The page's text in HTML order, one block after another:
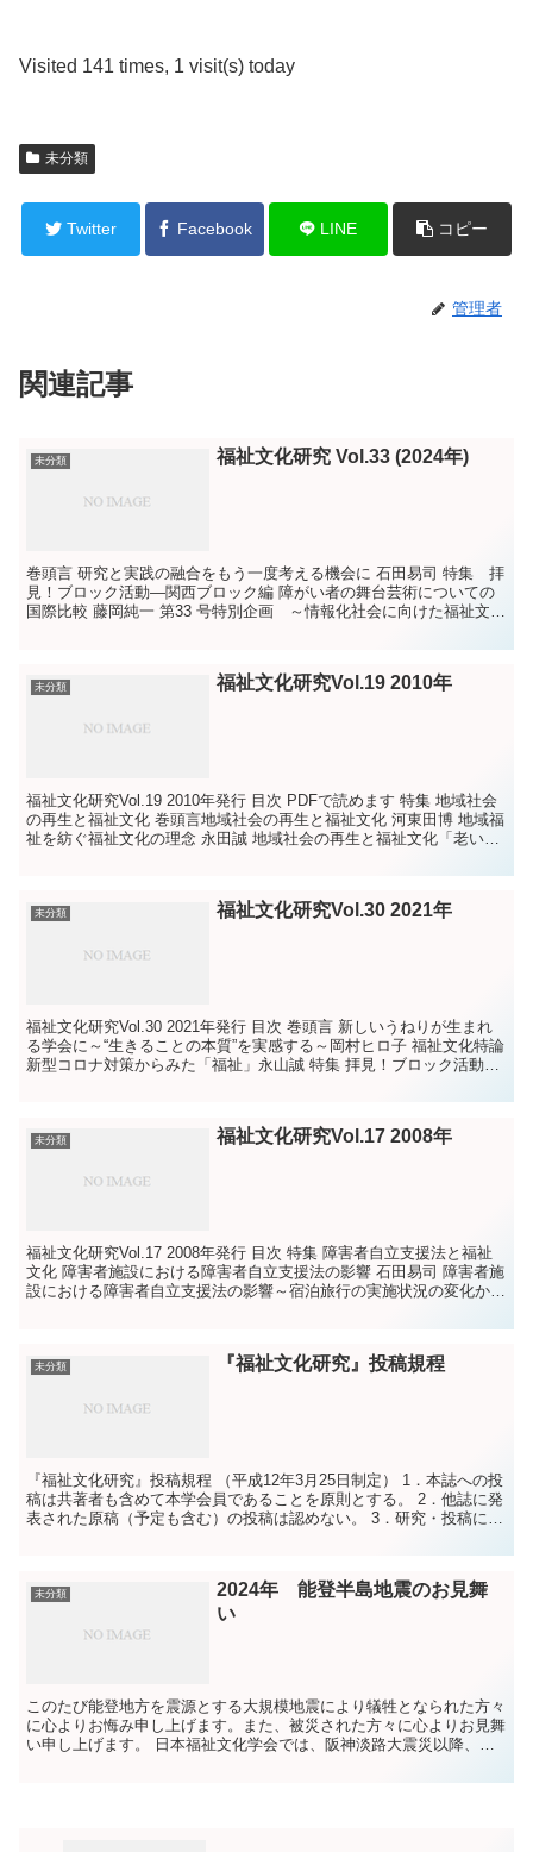
Visited 141 times, 1 visit(s) today
未分類
Twitter Facebook LINE コピー
管理者
関連記事
未分類 福祉文化研究 Vol.33 (2024年)
巻頭言 研究と実践の融合をもう一度考える機会に 石田易司 特集 拝
見！ブロック活動―関西ブロック編 障がい者の舞台芸術についての
国際比較 藤岡純一 第33 号特別企画 ～情報化社会に向けた福祉文化
未分類 福祉文化研究Vol.19 2010年
福祉文化研究Vol.19 2010年発行 目次 PDFで読めます 特集 地域社会
の再生と福祉文化 巻頭言地域社会の再生と福祉文化 河東田博 地域福
祉を紡ぐ福祉文化の理念 永田誠 地域社会の再生と福祉文化「老いて
未分類 福祉文化研究Vol.30 2021年
福祉文化研究Vol.30 2021年発行 目次 巻頭言 新しいうねりが生まれ
る学会に～“生きることの本質”を実感する～岡村ヒロ子 福祉文化特論
新型コロナ対策からみた「福祉」永山誠 特集 拝見！ブロック活動
未分類 福祉文化研究Vol.17 2008年
福祉文化研究Vol.17 2008年発行 目次 特集 障害者自立支援法と福祉
文化 障害者施設における障害者自立支援法の影響 石田易司 障害者施
設における障害者自立支援法の影響～宿泊旅行の実施状況の変化から
未分類 『福祉文化研究』投稿規程
『福祉文化研究』投稿規程 （平成12年3月25日制定） 1．本誌への投
稿は共著者も含めて本学会員であることを原則とする。 2．他誌に発
表された原稿（予定も含む）の投稿は認めない。 3．研究・投稿に際
未分類
2024年 能登半島地震のお見舞
い
このたび能登地方を震源とする大規模地震により犠牲となられた方々
に心よりお悔み申し上げます。また、被災された方々に心よりお見舞
い申し上げます。 日本福祉文化学会では、阪神淡路大震災以降、大